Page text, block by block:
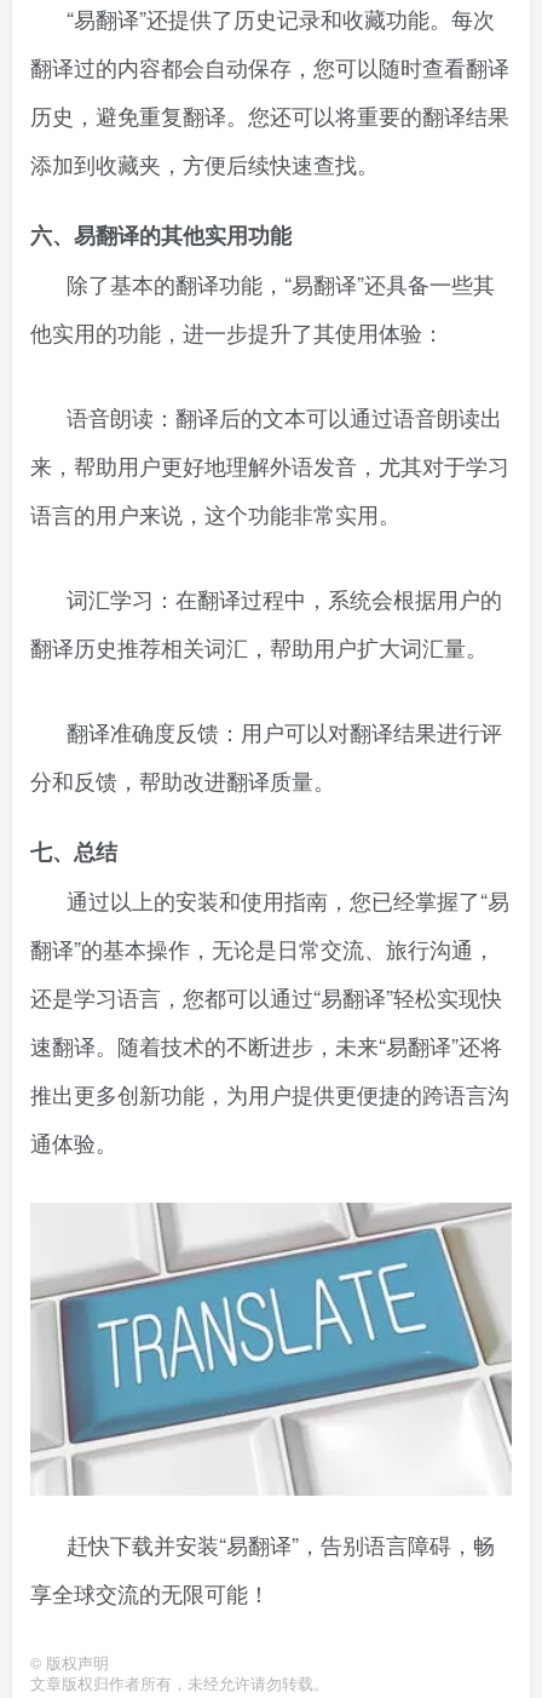
“易翻译”还提供了历史记录和收藏功能。每次
翻译过的内容都会自动保存，您可以随时查看翻译
历史，避免重复翻译。您还可以将重要的翻译结果
添加到收藏夹，方便后续快速查找。
六、易翻译的其他实用功能
除了基本的翻译功能，“易翻译”还具备一些其
他实用的功能，进一步提升了其使用体验：
语音朗读：翻译后的文本可以通过语音朗读出
来，帮助用户更好地理解外语发音，尤其对于学习
语言的用户来说，这个功能非常实用。
词汇学习：在翻译过程中，系统会根据用户的
翻译历史推荐相关词汇，帮助用户扩大词汇量。
翻译准确度反馈：用户可以对翻译结果进行评
分和反馈，帮助改进翻译质量。
七、总结
通过以上的安装和使用指南，您已经掌握了“易
翻译”的基本操作，无论是日常交流、旅行沟通，
还是学习语言，您都可以通过“易翻译”轻松实现快
速翻译。随着技术的不断进步，未来“易翻译”还将
推出更多创新功能，为用户提供更便捷的跨语言沟
通体验。
赶快下载并安装“易翻译”，告别语言障碍，畅
享全球交流的无限可能！
© 版权声明
文章版权归作者所有，未经允许请勿转载。